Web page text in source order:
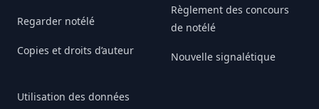
Regarder notélé
Copies et droits d’auteur
Utilisation des données
Règlement des concours
de notélé
Nouvelle signalétique